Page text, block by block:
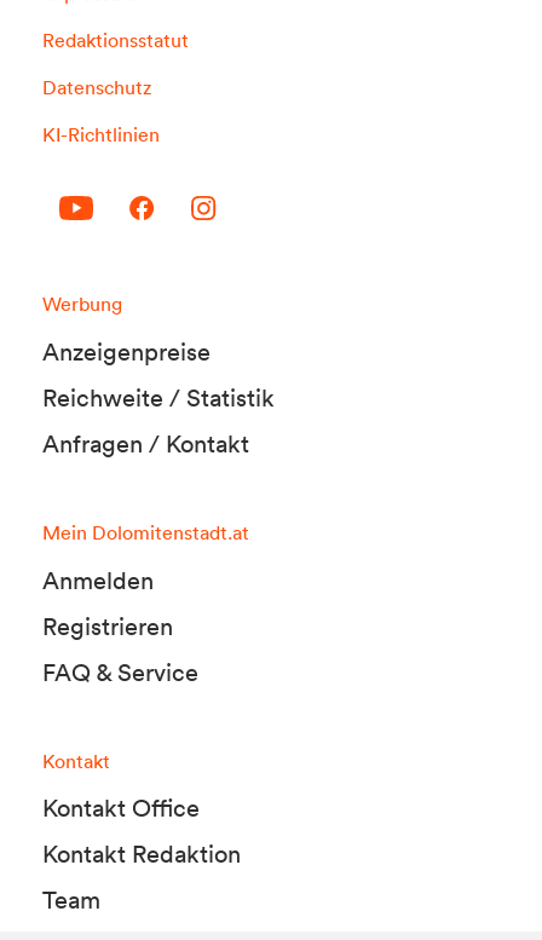
Redaktionsstatut
Datenschutz
KI-Richtlinien
Werbung
Anzeigenpreise
Reichweite / Statistik
Anfragen / Kontakt
Mein Dolomitenstadt.at
Anmelden
Registrieren
FAQ & Service
Kontakt
Kontakt Office
Kontakt Redaktion
Team